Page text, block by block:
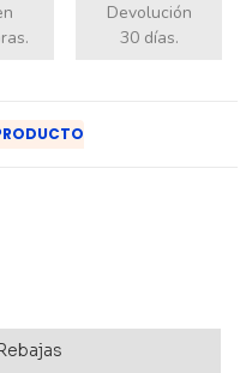
Devolución
30 días.
Rebajas